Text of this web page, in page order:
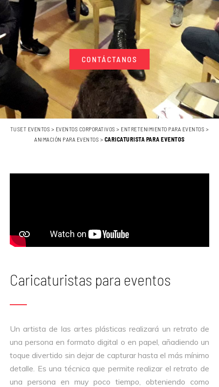
CONTÁCTANOS
TUSET EVENTOS > EVENTOS CORPORATIVOS > ENTRETENIMIENTO PARA EVENTOS >
ANIMACIÓN PARA EVENTOS > CARICATURISTA PARA EVENTOS
Caricaturistas para eventos
Un artista de las artes plásticas realizará un retrato de
una persona en formato digital o en papel, añadiendo un
toque divertido sin dejar de capturar hasta el más mínimo
detalle. Es una técnica que permite realizar el retrato de
una persona en muy poco tiempo, obteniendo como